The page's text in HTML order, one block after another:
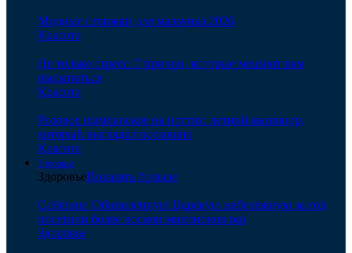
Модные стрижки для мальчика 2026
Красота
Не только стресс: 7 причин, которые мешают вам
высыпаться
Красота
Розовое шампанское на ногтях: летний маникюр,
который выглядит роскошно
Красота
Здоровье
ЗдоровьеПоказать больше
Собянин: Обновленную Царскую набережную за год
посетили более восьми миллионов раз
Здоровье